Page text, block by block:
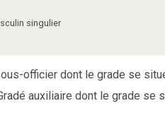
singulier
officier dont le grade se
auxiliaire dont le grade se